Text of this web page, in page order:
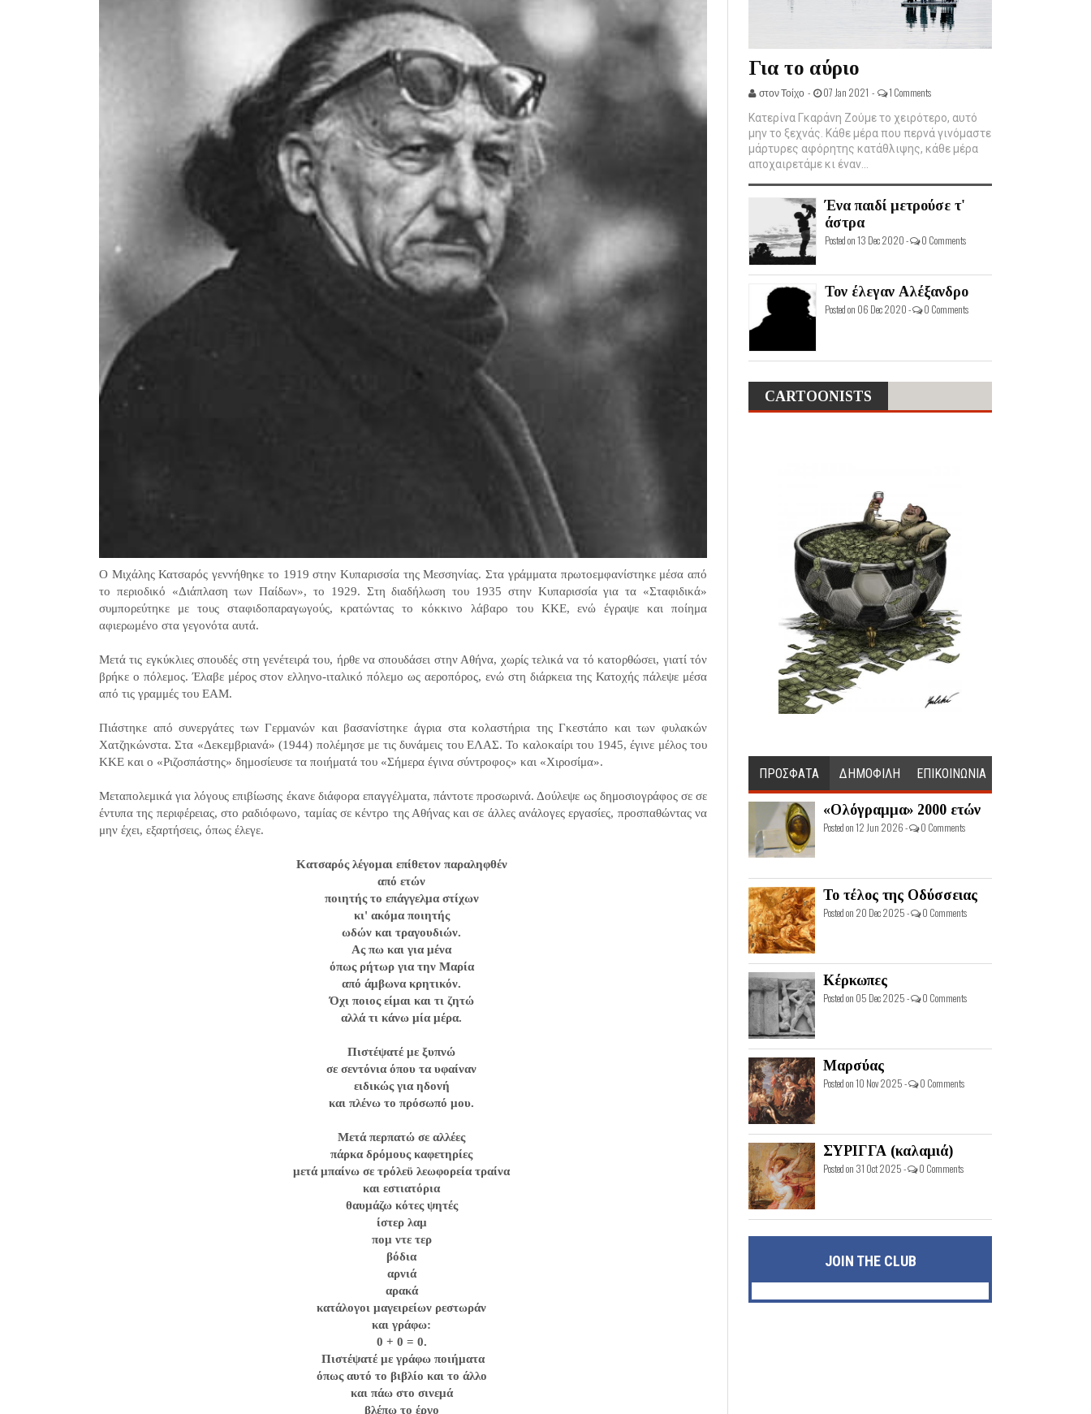
Ο Μιχάλης Κατσαρός γεννήθηκε το 1919 στην Κυπαρισσία της Μεσσηνίας. Στα γράμματα πρωτοεμφανίστηκε μέσα από
το περιοδικό «Διάπλαση των Παίδων», το 1929. Στη διαδήλωση του 1935 στην Κυπαρισσία για τα «Σταφιδικά»
συμπορεύτηκε με τους σταφιδοπαραγωγούς, κρατώντας το κόκκινο λάβαρο του ΚΚΕ, ενώ έγραψε και ποίημα
αφιερωμένο στα γεγονότα αυτά.
Μετά τις εγκύκλιες σπουδές στη γενέτειρά του, ήρθε να σπουδάσει στην Αθήνα, χωρίς τελικά να τό κατορθώσει, γιατί τόν
βρήκε ο πόλεμος. Έλαβε μέρος στον ελληνο-ιταλικό πόλεμο ως αεροπόρος, ενώ στη διάρκεια της Κατοχής πάλεψε μέσα
από τις γραμμές του ΕΑΜ.
Πιάστηκε από συνεργάτες των Γερμανών και βασανίστηκε άγρια στα κολαστήρια της Γκεστάπο και των φυλακών
Χατζηκώνστα. Στα «Δεκεμβριανά» (1944) πολέμησε με τις δυνάμεις του ΕΛΑΣ. Το καλοκαίρι του 1945, έγινε μέλος του
ΚΚΕ και ο «Ριζοσπάστης» δημοσίευσε τα ποιήματά του «Σήμερα έγινα σύντροφος» και «Χιροσίμα».
Μεταπολεμικά για λόγους επιβίωσης έκανε διάφορα επαγγέλματα, πάντοτε προσωρινά. Δούλεψε ως δημοσιογράφος σε σε
έντυπα της περιφέρειας, στο ραδιόφωνο, ταμίας σε κέντρο της Αθήνας και σε άλλες ανάλογες εργασίες, προσπαθώντας να
μην έχει, εξαρτήσεις, όπως έλεγε.
Κατσαρός λέγομαι επίθετον παραληφθέν
από ετών
ποιητής το επάγγελμα στίχων
κι' ακόμα ποιητής
ωδών και τραγουδιών.
Ας πω και για μένα
όπως ρήτωρ για την Μαρία
από άμβωνα κρητικόν.
Όχι ποιος είμαι και τι ζητώ
αλλά τι κάνω μία μέρα.
Πιστέψατέ με ξυπνώ
σε σεντόνια όπου τα υφαίναν
ειδικώς για ηδονή
και πλένω το πρόσωπό μου.
Μετά περπατώ σε αλλέες
πάρκα δρόμους καφετηρίες
μετά μπαίνω σε τρόλεϋ λεωφορεία τραίνα
και εστιατόρια
θαυμάζω κότες ψητές
ίστερ λαμ
πομ ντε τερ
βόδια
αρνιά
αρακά
κατάλογοι μαγειρείων ρεστωράν
και γράφω:
0 + 0 = 0.
Πιστέψατέ με γράφω ποιήματα
όπως αυτό το βιβλίο και το άλλο
και πάω στο σινεμά
βλέπω το έργο
Για το αύριο
στον Τοίχο - 07 Jan 2021 - 1 Comments
Κατερίνα Γκαράνη Ζούμε το χειρότερο, αυτό
μην το ξεχνάς. Κάθε μέρα που περνά γινόμαστε
μάρτυρες αφόρητης κατάθλιψης, κάθε μέρα
αποχαιρετάμε κι έναν...
Ένα παιδί μετρούσε τ'
άστρα
Posted on 13 Dec 2020 - 0 Comments
Τον έλεγαν Αλέξανδρο
Posted on 06 Dec 2020 - 0 Comments
CARTOONISTS
ΠΡΟΣΦΑΤΑ ΔΗΜΟΦΙΛΗ ΕΠΙΚΟΙΝΩΝΙΑ
«Ολόγραμμα» 2000 ετών
Posted on 12 Jun 2026 - 0 Comments
Το τέλος της Οδύσσειας
Posted on 20 Dec 2025 - 0 Comments
Κέρκωπες
Posted on 05 Dec 2025 - 0 Comments
Μαρσύας
Posted on 10 Nov 2025 - 0 Comments
ΣΥΡΙΓΓΑ (καλαμιά)
Posted on 31 Oct 2025 - 0 Comments
JOIN THE CLUB